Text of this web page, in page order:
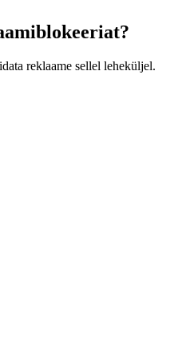
reklaame sellel leheküljel.